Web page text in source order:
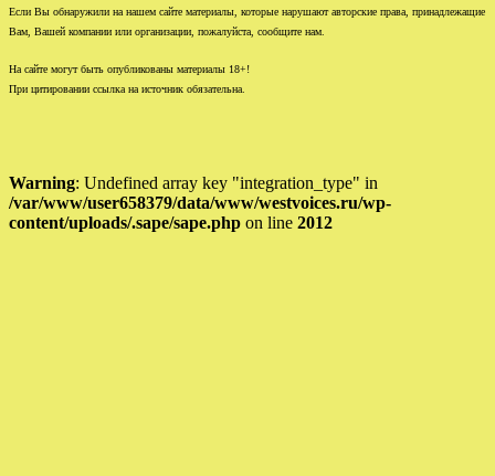
Если Вы обнаружили на нашем сайте материалы, которые нарушают авторские права, принадлежащие
Вам, Вашей компании или организации, пожалуйста, сообщите нам.
На сайте могут быть опубликованы материалы 18+!
При цитировании ссылка на источник обязательна.
Warning: Undefined array key "integration_type" in
/var/www/user658379/data/www/westvoices.ru/wp-
content/uploads/.sape/sape.php on line 2012